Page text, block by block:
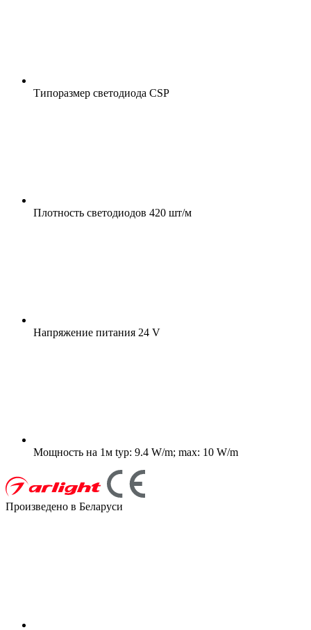
Типоразмер светодиода CSP
Плотность светодиодов 420 шт/м
Напряжение питания 24 V
Мощность на 1м typ: 9.4 W/m; max: 10 W/m
Произведено в Беларуси